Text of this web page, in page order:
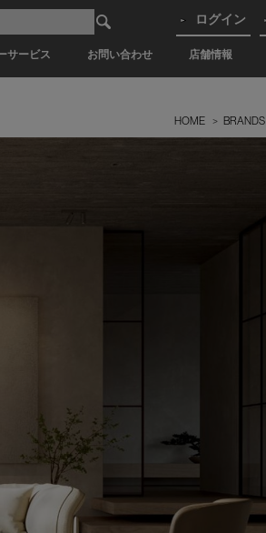
サービス お問い合わせ 店舗情報
ログイン
HOME > BRANDS